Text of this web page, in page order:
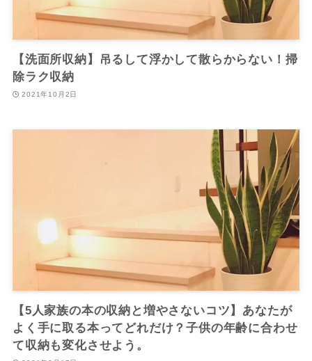
【洗面所収納】吊るして浮かして散らからない！掃
除ラク収納
2021年10月2日
【5人家族の本の収納と増やさないコツ】あなたが
よく手に取る本ってどれだけ？子供の年齢に合わせ
て収納も変化させよう。